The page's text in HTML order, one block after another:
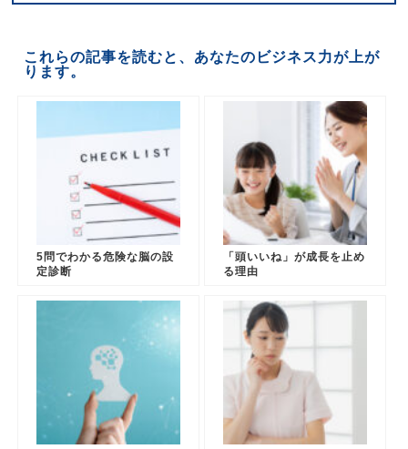
これらの記事を読むと、あなたのビジネス力が上が
ります。
5問でわかる危険な脳の設
定診断
「頭いいね」が成長を止め
る理由